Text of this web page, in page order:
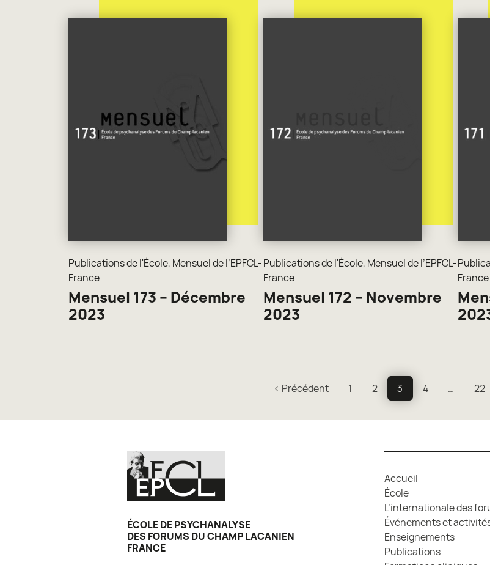
Publications de l'École, Mensuel de l’EPFCL-
France
Mensuel 173 – Décembre
2023
Publications de l'École, Mensuel de l’EPFCL-
France
Mensuel 172 – Novembre
2023
France
< Précédent 1 2 3 4 … 22
ÉCOLE DE PSYCHANALYSE
DES FORUMS DU CHAMP LACANIEN
FRANCE
Accueil
École
L’internationale des
Événements et
Enseignements
Publications